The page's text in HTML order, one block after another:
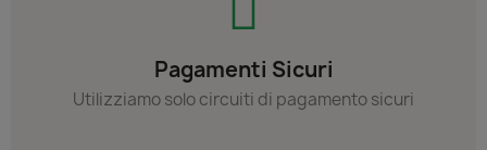
Pagamenti Sicuri
Utilizziamo solo circuiti di pagamento sicuri